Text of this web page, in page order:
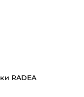
RADEA